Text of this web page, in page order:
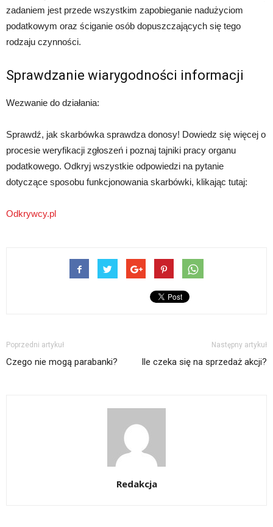
zadaniem jest przede wszystkim zapobieganie nadużyciom
podatkowym oraz ściganie osób dopuszczających się tego
rodzaju czynności.
Sprawdzanie wiarygodności informacji
Wezwanie do działania:
Sprawdź, jak skarbówka sprawdza donosy! Dowiedz się więcej o
procesie weryfikacji zgłoszeń i poznaj tajniki pracy organu
podatkowego. Odkryj wszystkie odpowiedzi na pytanie
dotyczące sposobu funkcjonowania skarbówki, klikając tutaj:
Odkrywcy.pl
Poprzedni artykuł
Czego nie mogą parabanki?
Następny artykuł
Ile czeka się na sprzedaż akcji?
Redakcja